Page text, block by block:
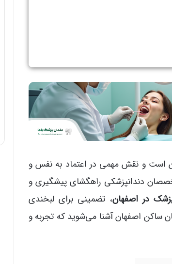
است و نقش مهمی در اعتماد به نفس و
دندانپزشکی راهگشای پیشگیری و
در اصفهان، تضمینی برای لبخندی
ساکن اصفهان آشنا می‌شوید که تجربه و